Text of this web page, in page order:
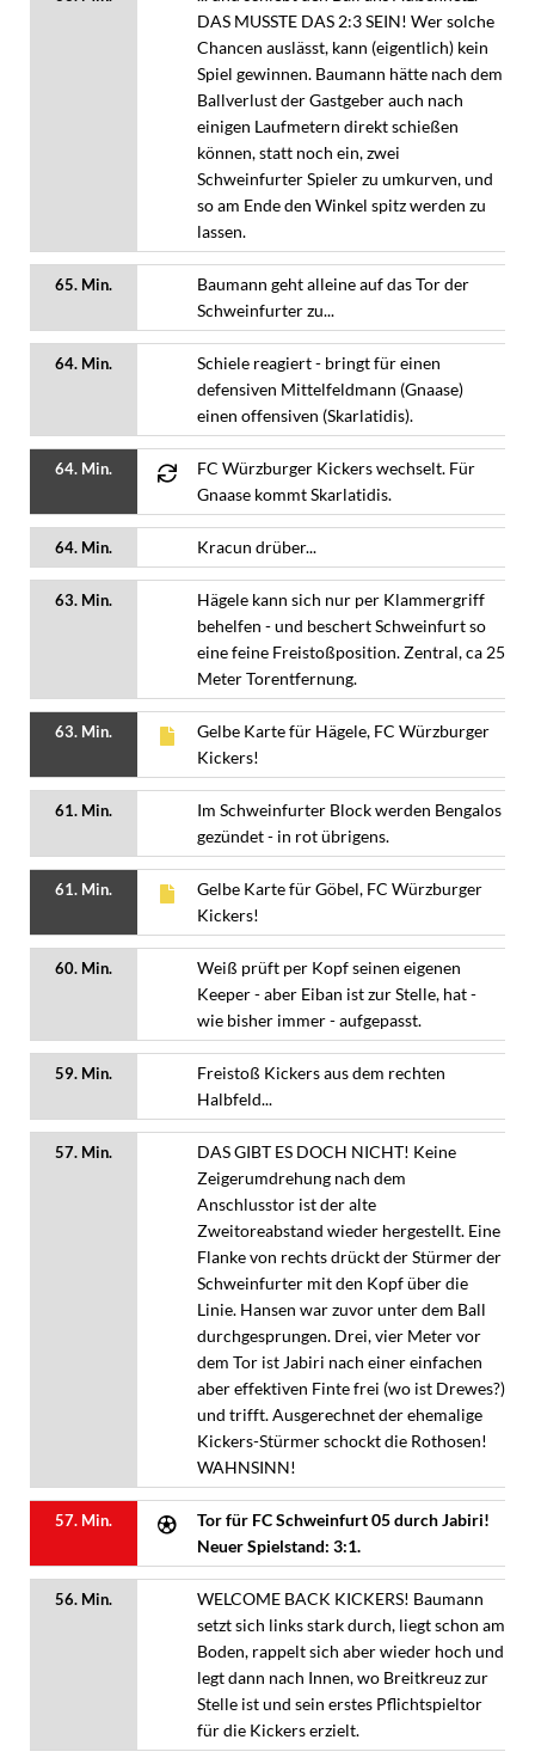
DAS MUSSTE DAS 2:3 SEIN! Wer solche
Chancen auslässt, kann (eigentlich) kein
Spiel gewinnen. Baumann hätte nach dem
Ballverlust der Gastgeber auch nach
einigen Laufmetern direkt schießen
können, statt noch ein, zwei
Schweinfurter Spieler zu umkurven, und
so am Ende den Winkel spitz werden zu
lassen.
65. Min.
Baumann geht alleine auf das Tor der
Schweinfurter zu...
64. Min.
Schiele reagiert - bringt für einen
defensiven Mittelfeldmann (Gnaase)
einen offensiven (Skarlatidis).
64. Min.
FC Würzburger Kickers wechselt. Für
Gnaase kommt Skarlatidis.
64. Min. Kracun drüber...
63. Min.
Hägele kann sich nur per Klammergriff
behelfen - und beschert Schweinfurt so
eine feine Freistoßposition. Zentral, ca 25
Meter Torentfernung.
63. Min.
Gelbe Karte für Hägele, FC Würzburger
Kickers!
61. Min.
Im Schweinfurter Block werden Bengalos
gezündet - in rot übrigens.
61. Min.
Gelbe Karte für Göbel, FC Würzburger
Kickers!
60. Min.
Weiß prüft per Kopf seinen eigenen
Keeper - aber Eiban ist zur Stelle, hat -
wie bisher immer - aufgepasst.
59. Min.
Freistoß Kickers aus dem rechten
Halbfeld...
57. Min.
DAS GIBT ES DOCH NICHT! Keine
Zeigerumdrehung nach dem
Anschlusstor ist der alte
Zweitoreabstand wieder hergestellt. Eine
Flanke von rechts drückt der Stürmer der
Schweinfurter mit den Kopf über die
Linie. Hansen war zuvor unter dem Ball
durchgesprungen. Drei, vier Meter vor
dem Tor ist Jabiri nach einer einfachen
aber effektiven Finte frei (wo ist Drewes?)
und trifft. Ausgerechnet der ehemalige
Kickers-Stürmer schockt die Rothosen!
WAHNSINN!
57. Min.
Tor für FC Schweinfurt 05 durch Jabiri!
Neuer Spielstand: 3:1.
56. Min.
WELCOME BACK KICKERS! Baumann
setzt sich links stark durch, liegt schon am
Boden, rappelt sich aber wieder hoch und
legt dann nach Innen, wo Breitkreuz zur
Stelle ist und sein erstes Pflichtspieltor
für die Kickers erzielt.